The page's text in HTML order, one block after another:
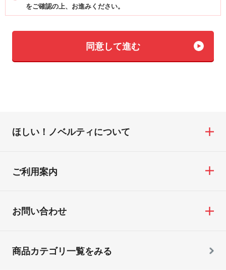
をご確認の上、お進みください。
同意して進む
ほしい！ノベルティについて
ご利用案内
お問い合わせ
商品カテゴリ一覧をみる